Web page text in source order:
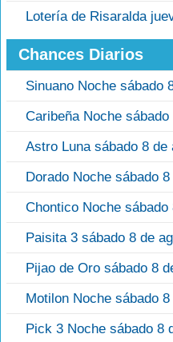
Lotería de Risaralda
Chances Diarios
Sinuano Noche sábado
Caribeña Noche
Astro Luna sábado 8 de
Dorado Noche sábado
Chontico Noche sábado
Paisita 3 sábado 8 de
Pijao de Oro sábado 8
Motilon Noche sábado
Pick 3 Noche sábado 8